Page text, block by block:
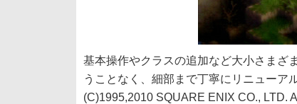
基本操作やクラスの追加など大小さまざ
うことなく、細部まで丁寧にリニューア
(C)1995,2010 SQUARE ENIX CO., LTD.